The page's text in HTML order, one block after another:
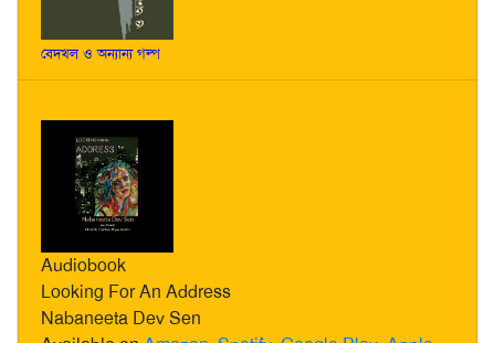
বেদখল ও অন্যান্য গল্প
Audiobook
Looking For An Address
Nabaneeta Dev Sen